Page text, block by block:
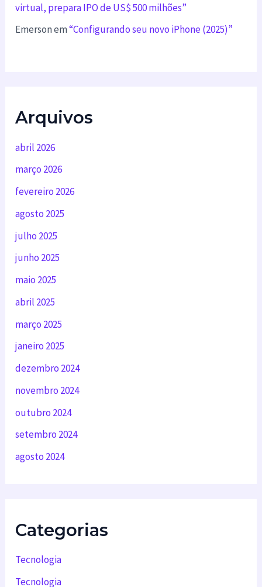
virtual, prepara IPO de US$ 500 milhões”
Emersonem“Configurando seu novo iPhone (2025)”
Arquivos
abril 2026
março 2026
fevereiro 2026
agosto 2025
julho 2025
junho 2025
maio 2025
abril 2025
março 2025
janeiro 2025
dezembro 2024
novembro 2024
outubro 2024
setembro 2024
agosto 2024
Categorias
Tecnologia
Tecnologia